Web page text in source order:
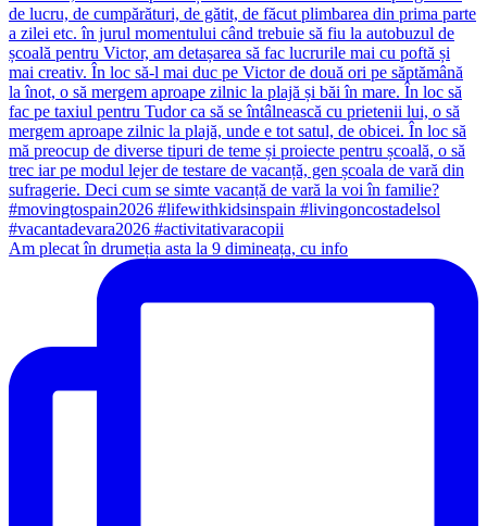
Am plecat în drumeția asta la 9 dimineața, cu info